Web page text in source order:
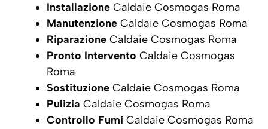
Installazione Caldaie Cosmogas Roma
Manutenzione Caldaie Cosmogas Roma
Riparazione Caldaie Cosmogas Roma
Pronto Intervento Caldaie Cosmogas
Roma
Sostituzione Caldaie Cosmogas Roma
Pulizia Caldaie Cosmogas Roma
Controllo Fumi Caldaie Cosmogas Roma